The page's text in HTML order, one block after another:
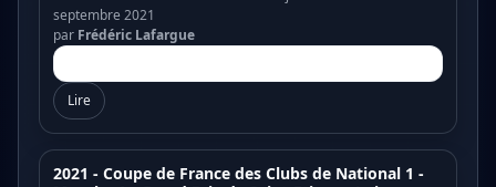
septembre 2021
par Frédéric Lafargue
Lire
2021 - Coupe de France des Clubs de National 1 -